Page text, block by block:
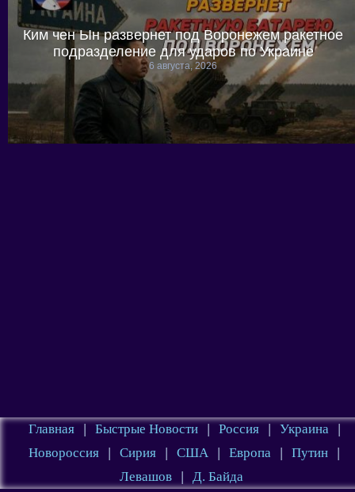
Ким чен Ын развернет под Воронежем ракетное
подразделение для ударов по Украине
6 августа, 2026
Главная | Быстрые Новости | Россия | Украина
|
Новороссия
| Сирия | США | Европа | Путин
|
Левашов
| Д. Байда